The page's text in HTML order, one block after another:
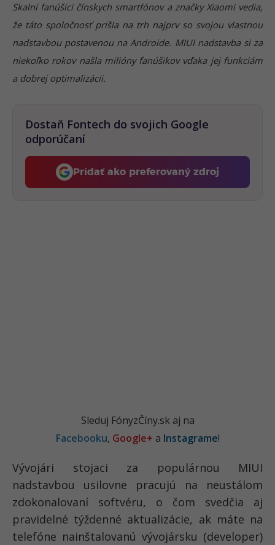
Skalní fanúšici čínskych smartfónov a značky Xiaomi vedia,
že táto spoločnosť prišla na trh najprv so svojou vlastnou
nadstavbou postavenou na Androide. MIUI nadstavba si za
niekoľko rokov našla milióny fanúšikov vďaka jej funkciám
a dobrej optimalizácii.
Dostaň Fontech do svojich Google
odporúčaní
Pridať ako preferovaný zdroj
Fontech, odkaz sa otvorí v
Sleduj FónyzČíny.sk aj na
Facebooku, Google+ a Instagrame!
Vývojári stojaci za populárnou MIUI
nadstavbou usilovne pracujú na neustálom
zdokonalovaní softvéru, o čom svedčia aj
pravidelné týždenné aktualizácie, ak máte na
telefóne nainštalovanú vývojársku (developer)